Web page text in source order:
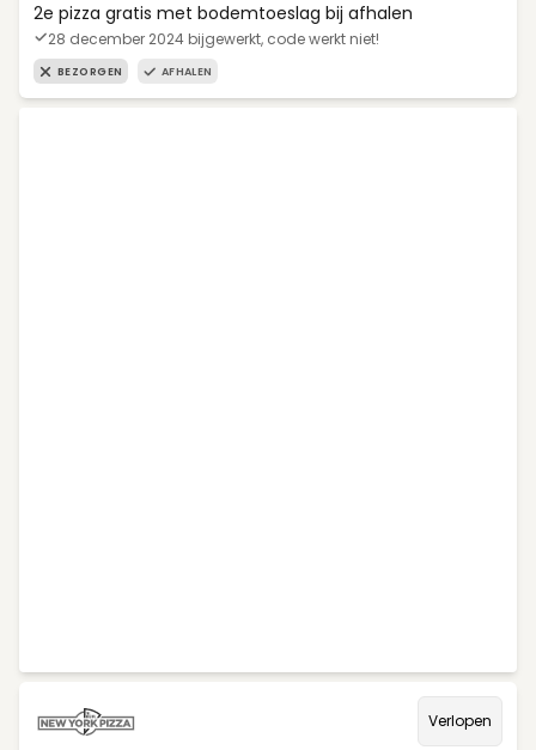
2e pizza gratis met bodemtoeslag bij afhalen
28 december 2024 bijgewerkt, code werkt niet!
BEZORGEN AFHALEN
Verlopen